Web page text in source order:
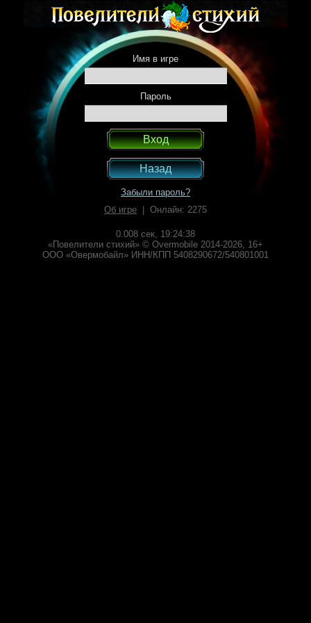
Имя в игре
Пароль
Назад
Забыли пароль?
Об игре | Онлайн: 2275
0.008 сек, 19:24:38
«Повелители стихий» © Overmobile 2014-2026, 16+
ООО «Овермобайл» ИНН/КПП 5408290672/540801001